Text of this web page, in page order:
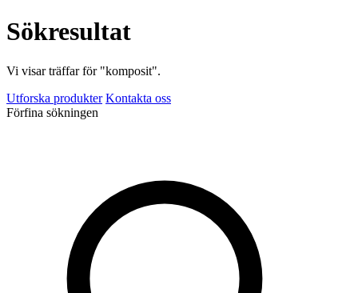
Sökresultat
Vi visar träffar för "komposit".
Utforska produkter Kontakta oss
Förfina sökningen